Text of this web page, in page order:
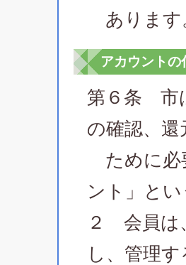
あります
アカウントの
第６条 市
の確認、
ために必
ント」と
２ 会員は
し、管理